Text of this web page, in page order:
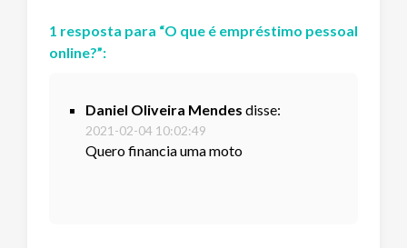
1 resposta para “O que é empréstimo pessoal
online?”:
Daniel Oliveira Mendes disse:
2021-02-04 10:02:49
Quero financia uma moto